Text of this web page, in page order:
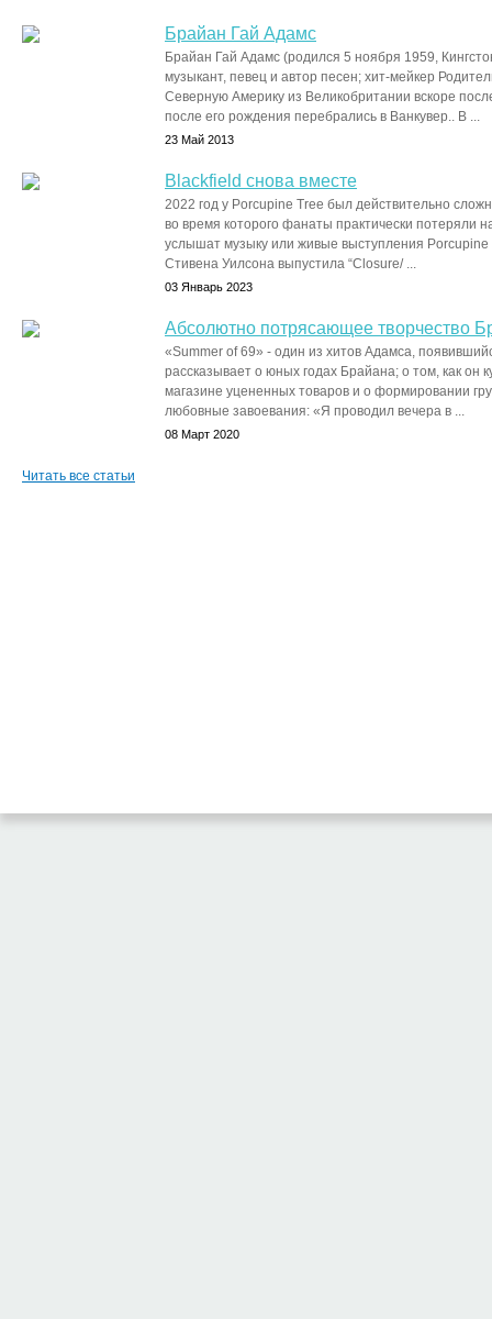
Брайан Гай Адамс
Брайан Гай Адамс (родился 5 ноября 1959,
музыкант, певец и автор песен; хит-мейкер
Северную Америку из Великобритании вскоре
после его рождения перебрались в Ванкувер.. В ...
23 Май 2013
Blackfield снова вместе
2022 год у Porcupine Tree был действительно
во время которого фанаты практически потеряли
услышат музыку или живые выступления Porcupine
Стивена Уилсона выпустила “Closure/ ...
03 Январь 2023
Абсолютно потрясающее творчество
«Summer of 69» - один из хитов Адамса,
рассказывает о юных годах Брайана; о том, как он
магазине уцененных товаров и о формировании
любовные завоевания: «Я проводил вечера в ...
08 Март 2020
Читать все статьи